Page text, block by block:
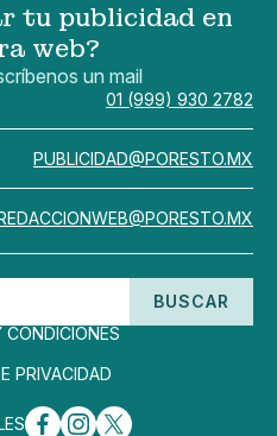
tu publicidad en
web?
un mail
01 (999) 930 2782
PUBLICIDAD@PORESTO.MX
BUSCAR
CONDICIONES
PRIVACIDAD